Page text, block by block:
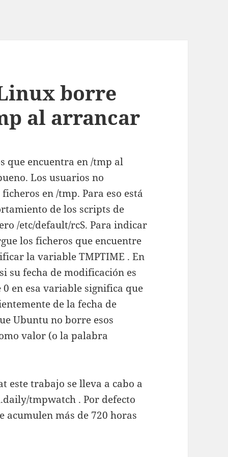
borre
al arrancar
que encuentra en /tmp al
Los usuarios no
en /tmp. Para eso está
de los scripts de
/etc/default/rcS. Para indicar
los ficheros que encuentre
la variable TMPTIME . En
su fecha de modificación es
en esa variable significa que
de la fecha de
Ubuntu no borre esos
valor (o la palabra
este trabajo se lleva a cabo a
tmpwatch . Por defecto
acumulen más de 720 horas